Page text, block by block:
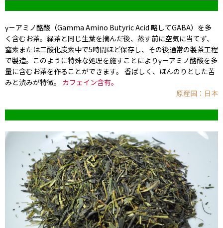
γ－アミノ酪酸（Gamma Amino Butyric Acid 略してGABA）を多
く含むお茶。緑茶と同じ生葉を摘んだ後、蒸す前に空気に当てず、
窒素または二酸化炭素中で5時間ほど保存し、その後通常の製茶工程
で製造。このように特殊な処理を施すことによりγ－アミノ酪酸を多
量に含むお茶を作ることができます。 香ばしく、ほんのりとした苦
みと渋みが特徴。 カフェイン含有。
原産国：日本